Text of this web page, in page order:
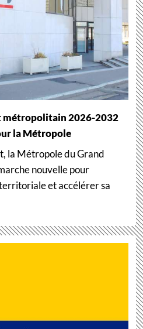
métropolitain 2026-2032
la Métropole
la Métropole du Grand
nouvelle pour
et accélérer sa